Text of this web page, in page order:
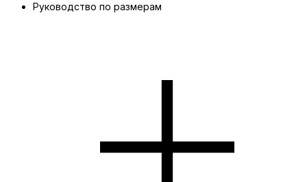
Руководство по размерам